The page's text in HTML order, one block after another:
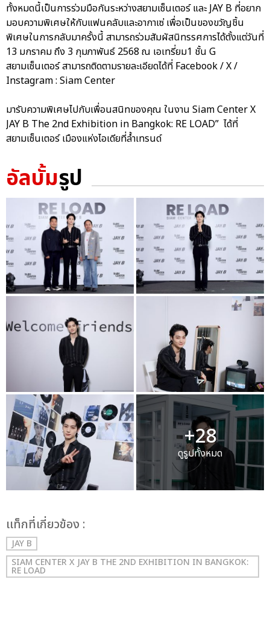
ทั้งหมดนี้เป็นการร่วมมือกันระหว่างสยามเซ็นเตอร์ และ JAY B ที่อยาก
มอบความพิเศษให้กับแฟนคลับและอากาเซ่ เพื่อเป็นของขวัญชิ้น
พิเศษในการกลับมาครั้งนี้ สามารถร่วมสัมผัสนิทรรศการได้ตั้งแต่วันที่
13 มกราคม ถึง 3 กุมภาพันธ์ 2568 ณ เอเทรี่ยม1 ชั้น G
สยามเซ็นเตอร์ สามารถติดตามรายละเอียดได้ที่ Facebook / X /
Instagram : Siam Center
มารับความพิเศษไปกับเพื่อนสนิทของคุณ ในงาน Siam Center X
JAY B The 2nd Exhibition in Bangkok: RE LOAD” ได้ที่
สยามเซ็นเตอร์ เมืองแห่งไอเดียที่ล้ำเทรนด์
อัลบั้มรูป
+28
ดูรูปทั้งหมด
เเท็กที่เกี่ยวข้อง :
JAY B
SIAM CENTER X JAY B THE 2ND EXHIBITION IN BANGKOK:
RE LOAD